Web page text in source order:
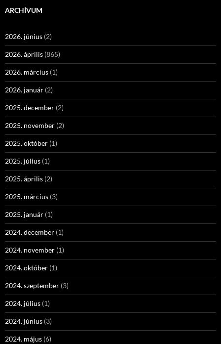
ARCHÍVUM
2026. június (2)
2026. április (865)
2026. március (1)
2026. január (2)
2025. december (2)
2025. november (2)
2025. október (1)
2025. július (1)
2025. április (2)
2025. március (3)
2025. január (1)
2024. december (1)
2024. november (1)
2024. október (1)
2024. szeptember (3)
2024. július (1)
2024. június (3)
2024. május (6)